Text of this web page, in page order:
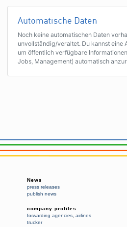
Automatische Daten
Noch keine automatischen Daten
unvollständig/veraltet. Du kannst eine
um öffentlich verfügbare
Jobs, Management) automatisch
News
press releases
publish news
company profiles
forwarding agencies airlines
trucker